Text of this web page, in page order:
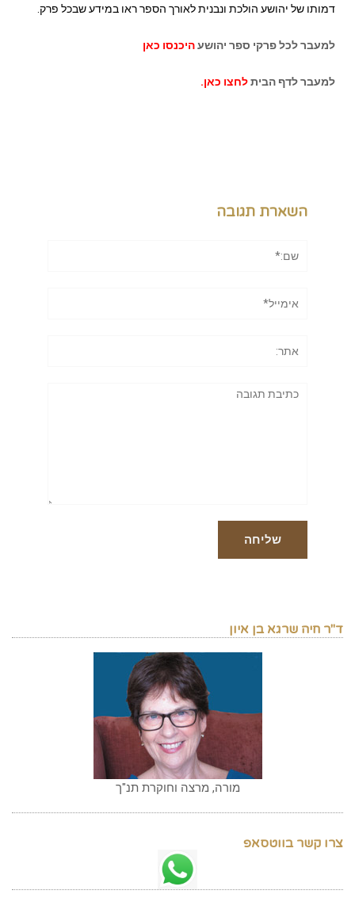
דמותו של יהושע הולכת ונבנית לאורך הספר ראו במידע שבכל פרק.
למעבר לכל פרקי ספר יהושעהיכנסו כאן
למעבר לדף הביתלחצו כאן.
השארת תגובה
ד"ר חיה שרגא בן איון
מורה, מרצה וחוקרת תנ"ך
צרו קשר בווטסאפ